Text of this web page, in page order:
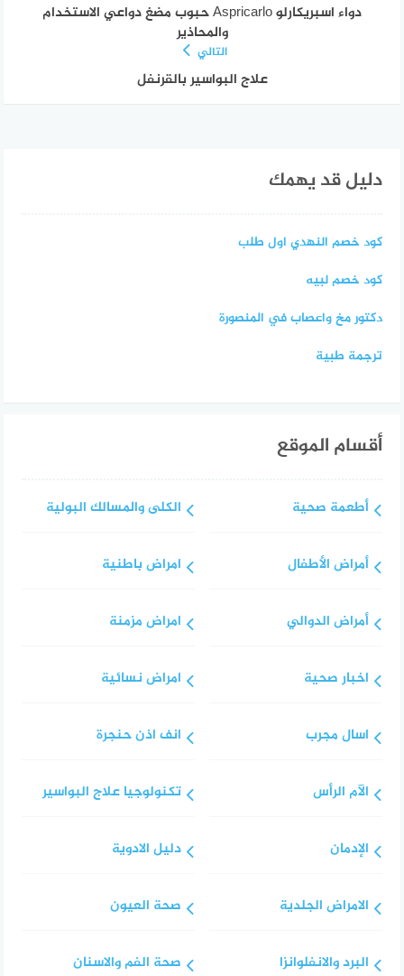
دواء اسبريكارلو Aspricarlo حبوب مضغ دواعي الاستخدام
والمحاذير
التالي
علاج البواسير بالقرنفل
دليل قد يهمك
كود خصم النهدي اول طلب
كود خصم لبيه
دكتور مخ واعصاب في المنصورة
ترجمة طبية
أقسام الموقع
أطعمة صحية
أمراض الأطفال
أمراض الدوالي
اخبار صحية
اسال مجرب
الآم الرأس
الإدمان
الامراض الجلدية
البرد والانفلوانزا
الكلى والمسالك البولية
امراض باطنية
امراض مزمنة
امراض نسائية
انف اذن حنجرة
تكنولوجيا علاج البواسير
دليل الادوية
صحة العيون
صحة الفم والاسنان